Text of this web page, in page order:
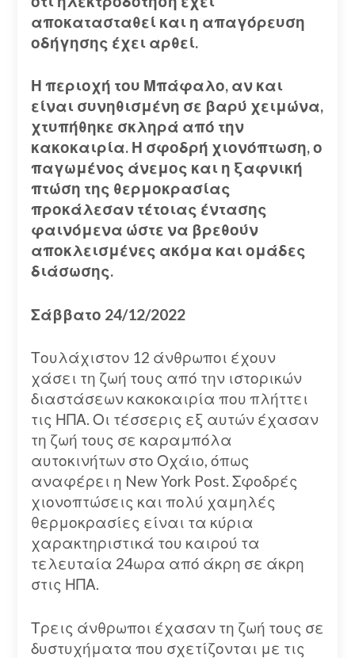
αποκατασταθεί και η απαγόρευση
οδήγησης έχει αρθεί.
Η περιοχή του Μπάφαλο, αν και
είναι συνηθισμένη σε βαρύ χειμώνα,
χτυπήθηκε σκληρά από την
κακοκαιρία. Η σφοδρή χιονόπτωση, ο
παγωμένος άνεμος και η ξαφνική
πτώση της θερμοκρασίας
προκάλεσαν τέτοιας έντασης
φαινόμενα ώστε να βρεθούν
αποκλεισμένες ακόμα και ομάδες
διάσωσης.
Σάββατο 24/12/2022
Τουλάχιστον 12 άνθρωποι έχουν
χάσει τη ζωή τους από την ιστορικών
διαστάσεων κακοκαιρία που πλήττει
τις ΗΠΑ. Οι τέσσερις εξ αυτών έχασαν
τη ζωή τους σε καραμπόλα
αυτοκινήτων στο Οχάιο, όπως
αναφέρει η New York Post. Σφοδρές
χιονοπτώσεις και πολύ χαμηλές
θερμοκρασίες είναι τα κύρια
χαρακτηριστικά του καιρού τα
τελευταία 24ωρα από άκρη σε άκρη
στις ΗΠΑ.
Τρεις άνθρωποι έχασαν τη ζωή τους σε
δυστυχήματα που σχετίζονται με τις